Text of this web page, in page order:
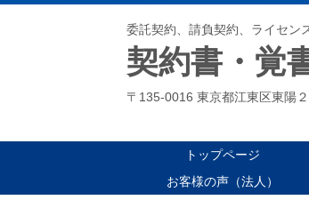
委託契約、請負契約、ライセン
契約書・覚
〒135-0016 東京都江東区東陽
トップページ
お客様の声（法人）